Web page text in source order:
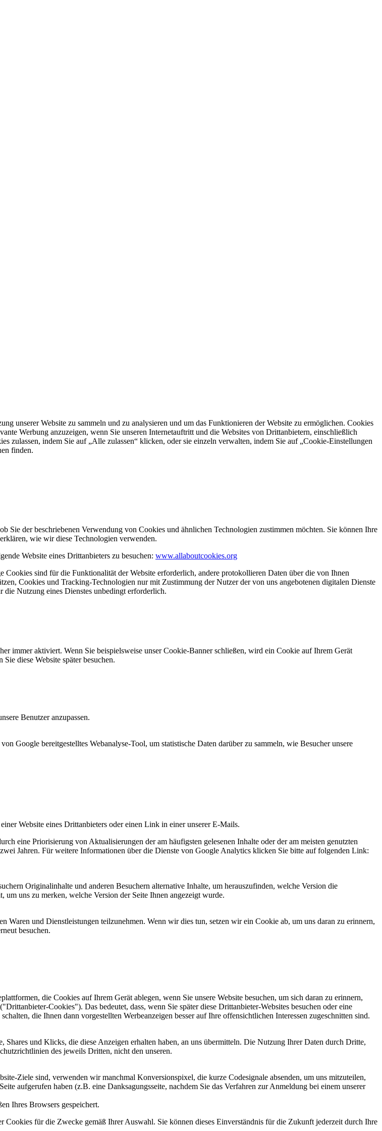
unserer Website zu sammeln und zu analysieren und um das Funktionieren der Website zu ermöglichen. Cookies
Werbung anzuzeigen, wenn Sie unseren Internetauftritt und die Websites von Drittanbietern, einschließlich
zulassen, indem Sie auf „Alle zulassen“ klicken, oder sie einzeln verwalten, indem Sie auf „Cookie-Einstellungen
finden.
Sie der beschriebenen Verwendung von Cookies und ähnlichen Technologien zustimmen möchten. Sie können Ihre
wie wir diese Technologien verwenden.
Website eines Drittanbieters zu besuchen: www.allaboutcookies.org
sind für die Funktionalität der Website erforderlich, andere protokollieren Daten über die von Ihnen
Cookies und Tracking-Technologien nur mit Zustimmung der Nutzer der von uns angebotenen digitalen Dienste
Nutzung eines Dienstes unbedingt erforderlich.
immer aktiviert. Wenn Sie beispielsweise unser Cookie-Banner schließen, wird ein Cookie auf Ihrem Gerät
diese Website später besuchen.
Benutzer anzupassen.
Google bereitgestelltes Webanalyse-Tool, um statistische Daten darüber zu sammeln, wie Besucher unsere
Website eines Drittanbieters oder einen Link in einer unserer E-Mails.
eine Priorisierung von Aktualisierungen der am häufigsten gelesenen Inhalte oder der am meisten genutzten
Jahren. Für weitere Informationen über die Dienste von Google Analytics klicken Sie bitte auf folgenden Link:
Originalinhalte und anderen Besuchern alternative Inhalte, um herauszufinden, welche Version die
uns zu merken, welche Version der Seite Ihnen angezeigt wurde.
Waren und Dienstleistungen teilzunehmen. Wenn wir dies tun, setzen wir ein Cookie ab, um uns daran zu erinnern,
besuchen.
die Cookies auf Ihrem Gerät ablegen, wenn Sie unsere Website besuchen, um sich daran zu erinnern,
Cookies"). Das bedeutet, dass, wenn Sie später diese Drittanbieter-Websites besuchen oder eine
die Ihnen dann vorgestellten Werbeanzeigen besser auf Ihre offensichtlichen Interessen zugeschnitten sind.
und Klicks, die diese Anzeigen erhalten haben, an uns übermitteln. Die Nutzung Ihrer Daten durch Dritte,
des jeweils Dritten, nicht den unseren.
Ziele sind, verwenden wir manchmal Konversionspixel, die kurze Codesignale absenden, um uns mitzuteilen,
aufgerufen haben (z.B. eine Danksagungsseite, nachdem Sie das Verfahren zur Anmeldung bei einem unserer
Ihres Browsers gespeichert.
für die Zwecke gemäß Ihrer Auswahl. Sie können dieses Einverständnis für die Zukunft jederzeit durch Ihre